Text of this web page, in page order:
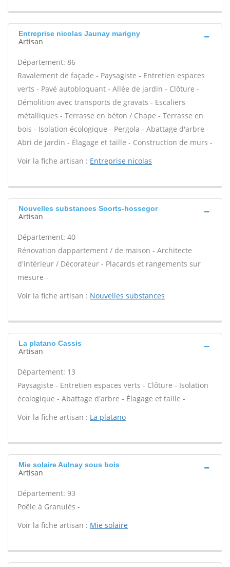
Entreprise nicolas Jaunay marigny
Artisan
Département: 86
Ravalement de façade - Paysagiste - Entretien espaces
verts - Pavé autobloquant - Allée de jardin - Clôture -
Démolition avec transports de gravats - Escaliers
métalliques - Terrasse en béton / Chape - Terrasse en
bois - Isolation écologique - Pergola - Abattage d'arbre -
Abri de jardin - Élagage et taille - Construction de murs -
Voir la fiche artisan : Entreprise nicolas
Nouvelles substances Soorts-hossegor
Artisan
Département: 40
Rénovation dappartement / de maison - Architecte
d'intérieur / Décorateur - Placards et rangements sur
mesure -
Voir la fiche artisan : Nouvelles substances
La platano Cassis
Artisan
Département: 13
Paysagiste - Entretien espaces verts - Clôture - Isolation
écologique - Abattage d'arbre - Élagage et taille -
Voir la fiche artisan : La platano
Mie solaire Aulnay sous bois
Artisan
Département: 93
Poêle à Granulés -
Voir la fiche artisan : Mie solaire